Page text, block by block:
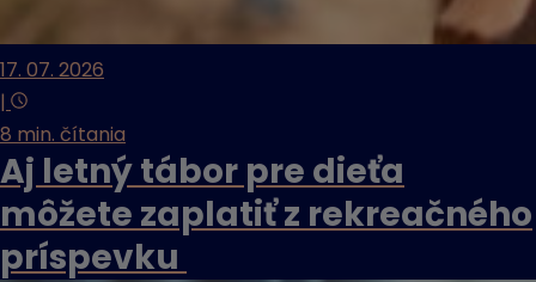
17. 07. 2026
|
8 min. čítania
Aj letný tábor pre dieťa
môžete zaplatiť z rekreačného
príspevku